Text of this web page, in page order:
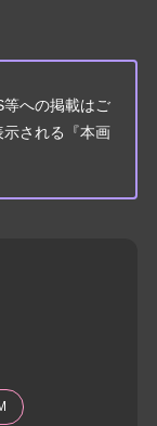
等への掲載はご
される『本画